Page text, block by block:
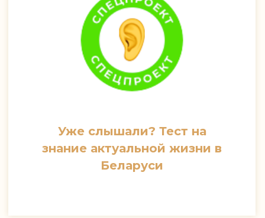
Уже слышали? Тест на
знание актуальной жизни в
Беларуси